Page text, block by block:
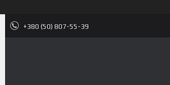
+380 (50) 807-55-39